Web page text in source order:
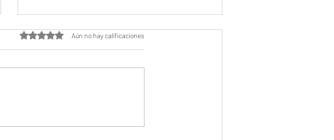
Obtuvo 0 de 5 estrellas.
Aún no hay calificaciones